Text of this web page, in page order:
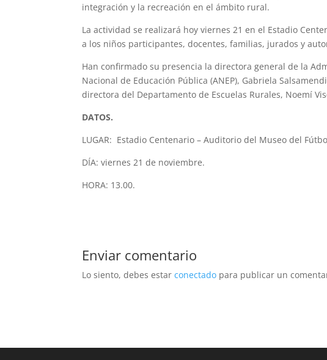
integración y la recreación en el ámbito rural.
La actividad se realizará hoy viernes 21 en el Estadio
a los niños participantes, docentes, familias, jurados y
Han confirmado su presencia la directora general de la
Nacional de Educación Pública (ANEP), Gabriela
directora del Departamento de Escuelas Rurales, Noemí
DATOS.
LUGAR: Estadio Centenario – Auditorio del Museo del
DÍA: viernes 21 de noviembre.
HORA: 13.00.
Enviar comentario
Lo siento, debes estarconectado para publicar un